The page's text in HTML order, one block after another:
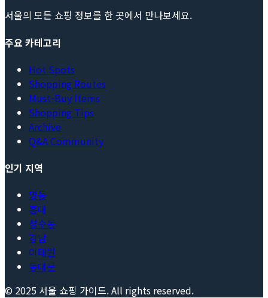
서울의 모든 쇼핑 정보를 한 곳에서 만나보세요.
주요 카테고리
Hot Spots
Shopping Routes
Must-Buy Items
Shopping Tips
Archive
Q&A Community
인기 지역
명동
홍대
성수동
강남
이태원
동대문
© 2025 서울 쇼핑 가이드. All rights reserved.